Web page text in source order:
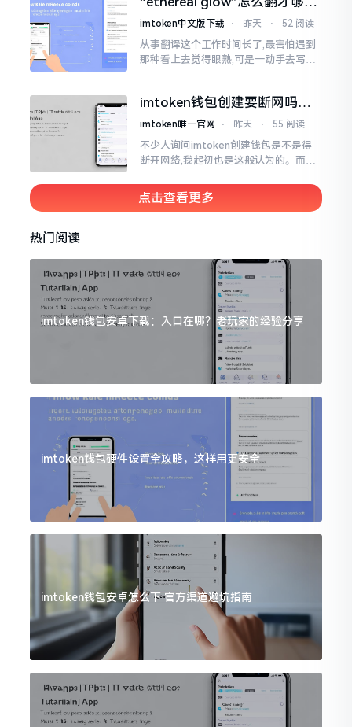
至极点。
儿？翻译圈老油条的私房话
imtoken中文版下载 ⋅ 昨天 ⋅ 52 阅读
从事翻译这个工作时间长了,最害怕遇到
那种看上去觉得眼熟,可是一动手去写就
imtoken钱包创建要断网吗？
老玩家说说真实情况
imtoken唯一官网 ⋅ 昨天 ⋅ 55 阅读
不少人询问imtoken创建钱包是不是得
断开网络,我起初也是这般认为的。而后
夸张了。断网创建主要是为了防范中间
人攻击
点击查看更多
热门阅读
imtoken钱包安卓下载：入口在哪？老玩家的经验分享
imtoken钱包硬件设置全攻略，这样用更安全
imtoken钱包安卓怎么下 官方渠道避坑指南